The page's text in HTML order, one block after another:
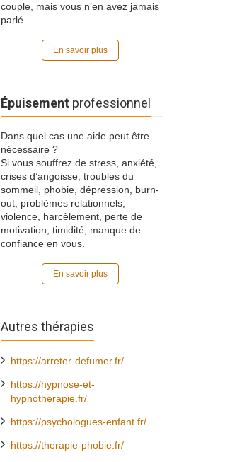
couple, mais vous n’en avez jamais
parlé.
En savoir plus
Épuisement professionnel
Dans quel cas une aide peut être
nécessaire ?
Si vous souffrez de stress, anxiété,
crises d’angoisse, troubles du
sommeil, phobie, dépression, burn-
out, problèmes relationnels,
violence, harcèlement, perte de
motivation, timidité, manque de
confiance en vous.
En savoir plus
Autres thérapies
https://arreter-defumer.fr/
https://hypnose-et-
hypnotherapie.fr/
https://psychologues-enfant.fr/
https://therapie-phobie.fr/